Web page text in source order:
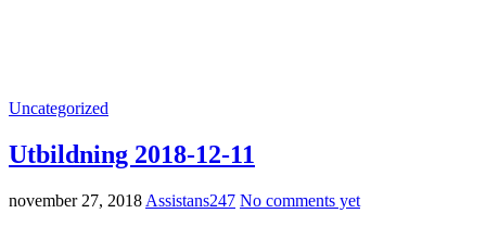
Uncategorized
Utbildning 2018-12-11
november 27, 2018 Assistans247 No comments yet